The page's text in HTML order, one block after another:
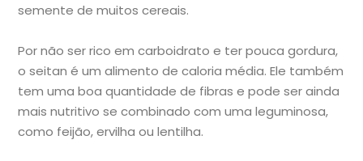
semente de muitos cereais.
Por não ser rico em carboidrato e ter pouca gordura,
o seitan é um alimento de caloria média. Ele também
tem uma boa quantidade de fibras e pode ser ainda
mais nutritivo se combinado com uma leguminosa,
como feijão, ervilha ou lentilha.